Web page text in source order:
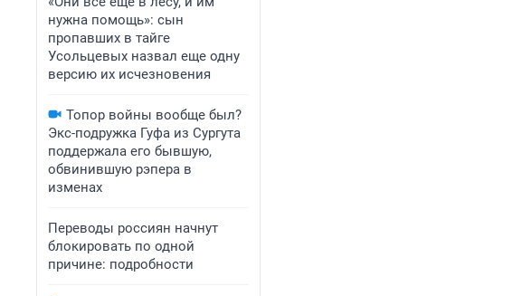
нужна помощь»: сын
пропавших в тайге
Усольцевых назвал еще одну
версию их исчезновения
Топор войны вообще был?
Экс-подружка Гуфа из Сургута
поддержала его бывшую,
обвинившую рэпера в
изменах
Переводы россиян начнут
блокировать по одной
причине: подробности